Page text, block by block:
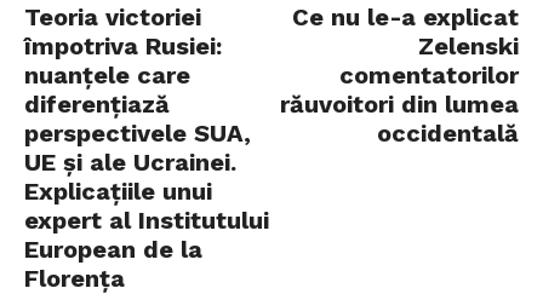
Teoria victoriei
împotriva Rusiei:
nuanțele care
diferențiază
perspectivele SUA,
UE și ale Ucrainei.
Explicațiile unui
expert al Institutului
European de la
Florența
Ce nu le-a explicat
Zelenski
comentatorilor
răuvoitori din lumea
occidentală